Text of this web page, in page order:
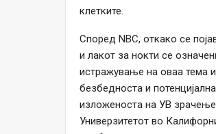
клетките.
Според NBC, откако се
и лакот за нокти се
истражување на оваа тема
безбедноста и
изложеноста на УВ зрачење,
Универзитетот во